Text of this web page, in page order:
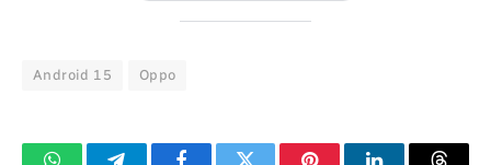
Android 15 Oppo